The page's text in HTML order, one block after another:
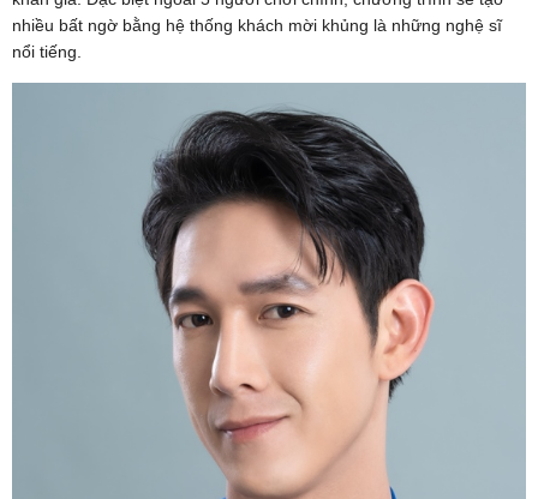
nhiều bất ngờ bằng hệ thống khách mời khủng là những nghệ sĩ
nổi tiếng.